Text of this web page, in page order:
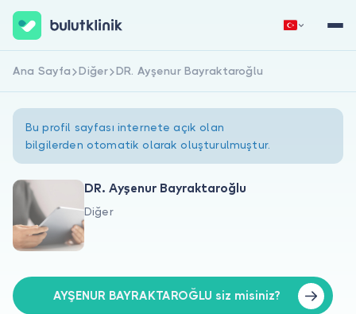
Hakkımızda
Doktorlar için
Hemen Kaydol Giriş Yap
Ana Sayfa Diğer DR. Ayşenur Bayraktaroğlu
Bu profil sayfası internete açık olan
bilgilerden otomatik olarak oluşturulmuştur.
DR. Ayşenur Bayraktaroğlu
Diğer
AYŞENUR BAYRAKTAROĞLU siz misiniz?